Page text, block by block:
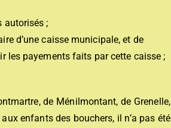
autorisés ;
d’une caisse municipale, et de
les payements faits par cette caisse ;
de Ménilmontant, de Grenelle,
enfants des bouchers, il n’a pas été